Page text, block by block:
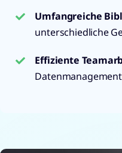
Umfangreiche
unterschiedliche
Effiziente
Datenmanagement